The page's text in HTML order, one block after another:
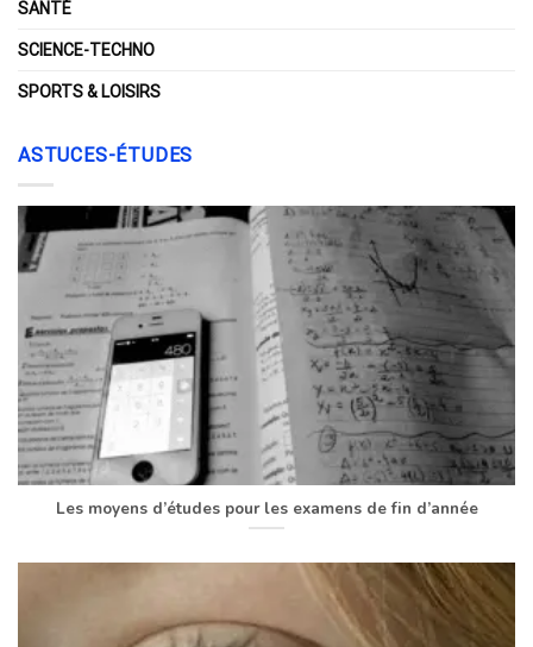
SANTÉ
SCIENCE-TECHNO
SPORTS & LOISIRS
ASTUCES-ÉTUDES
Les moyens d’études pour les examens de fin d’année